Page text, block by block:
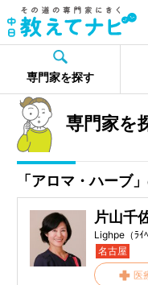
専門家を探す
専門家を
「アロマ・ハーブ
片山千
Lighpe（ﾗ
名古屋
医